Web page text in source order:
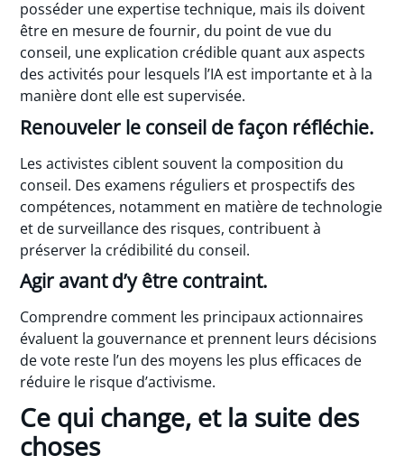
posséder une expertise technique, mais ils doivent
être en mesure de fournir, du point de vue du
conseil, une explication crédible quant aux aspects
des activités pour lesquels l’IA est importante et à la
manière dont elle est supervisée.
Renouveler le conseil de façon réfléchie.
Les activistes ciblent souvent la composition du
conseil. Des examens réguliers et prospectifs des
compétences, notamment en matière de technologie
et de surveillance des risques, contribuent à
préserver la crédibilité du conseil.
Agir avant d’y être contraint.
Comprendre comment les principaux actionnaires
évaluent la gouvernance et prennent leurs décisions
de vote reste l’un des moyens les plus efficaces de
réduire le risque d’activisme.
Ce qui change, et la suite des
choses